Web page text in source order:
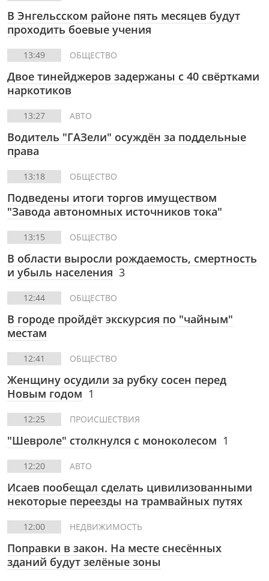
В Энгельсском районе пять месяцев будут
проходить боевые учения
13:49 ОБЩЕСТВО
Двое тинейджеров задержаны с 40 свёртками
наркотиков
13:27 АВТО
Водитель "ГАЗели" осуждён за поддельные
права
13:18 ОБЩЕСТВО
Подведены итоги торгов имуществом
"Завода автономных источников тока"
13:15 ОБЩЕСТВО
В области выросли рождаемость, смертность
и убыль населения 3
12:44 ОБЩЕСТВО
В городе пройдёт экскурсия по "чайным"
местам
12:41 ОБЩЕСТВО
Женщину осудили за рубку сосен перед
Новым годом 1
12:25 ПРОИСШЕСТВИЯ
"Шевроле" столкнулся с моноколесом 1
12:20 АВТО
Исаев пообещал сделать цивилизованными
некоторые переезды на трамвайных путях
12:00 НЕДВИЖИМОСТЬ
Поправки в закон. На месте снесённых
зданий будут зелёные зоны